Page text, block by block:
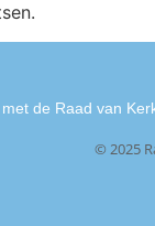
de Raad van
© 2025